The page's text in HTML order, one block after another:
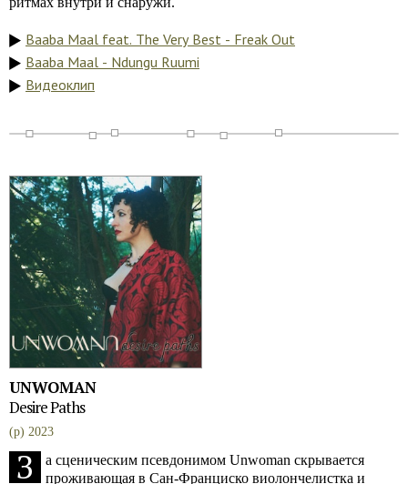
Baaba Maal feat. The Very Best - Freak Out
Baaba Maal - Ndungu Ruumi
Видеоклип
UNWOMAN
Desire Paths
(p) 2023
З
а сценическим псевдонимом Unwoman скрывается
проживающая в Сан-Франциско виолончелистка и